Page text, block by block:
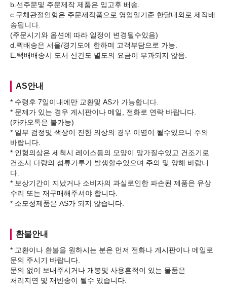
b.선주문및 주문제작 제품은 입고후 배송.
c.구체관절인형은 주문제작품으로 영업일기준 한달내외로 제작배
송됩니다.
(주문시기와 옵션에 따라 일정이 변경될수있음)
d.퀵배송은 서울/경기도에 한하며 고객부담으로 가능.
AS안내
* 수령후 7일이내에만 교환및 AS가 가능합니다.
* 문제가 있는 경우 게시판이나 메일, 전화로 연락 바랍니다.
(카카오톡은 불가능)
* 일부 검정및 색상이 진한 의상의 경우 이염이 될수있으니 주의
바랍니다.
* 인형의상은 세척시 레이스등의 모양이 망가질수있고 건조기로
건조시 다량의 섬류가루가 발생할수있으며 주의 및 양해 바랍니
다.
* 보상기간이 지났거나 소비자의 과실로인한 파손된 제품은 유상
수리 또는 재구매해주셔야 합니다.
환불안내
* 교환이나 환불을 원하시는 분은 먼저 전화나 게시판이나 메일로
문의 주시기 바랍니다.
문의 없이 보내주시거나 개봉및 사용흔적이 있는 물품은
처리지연 및 재반송이 될수 있습니다.